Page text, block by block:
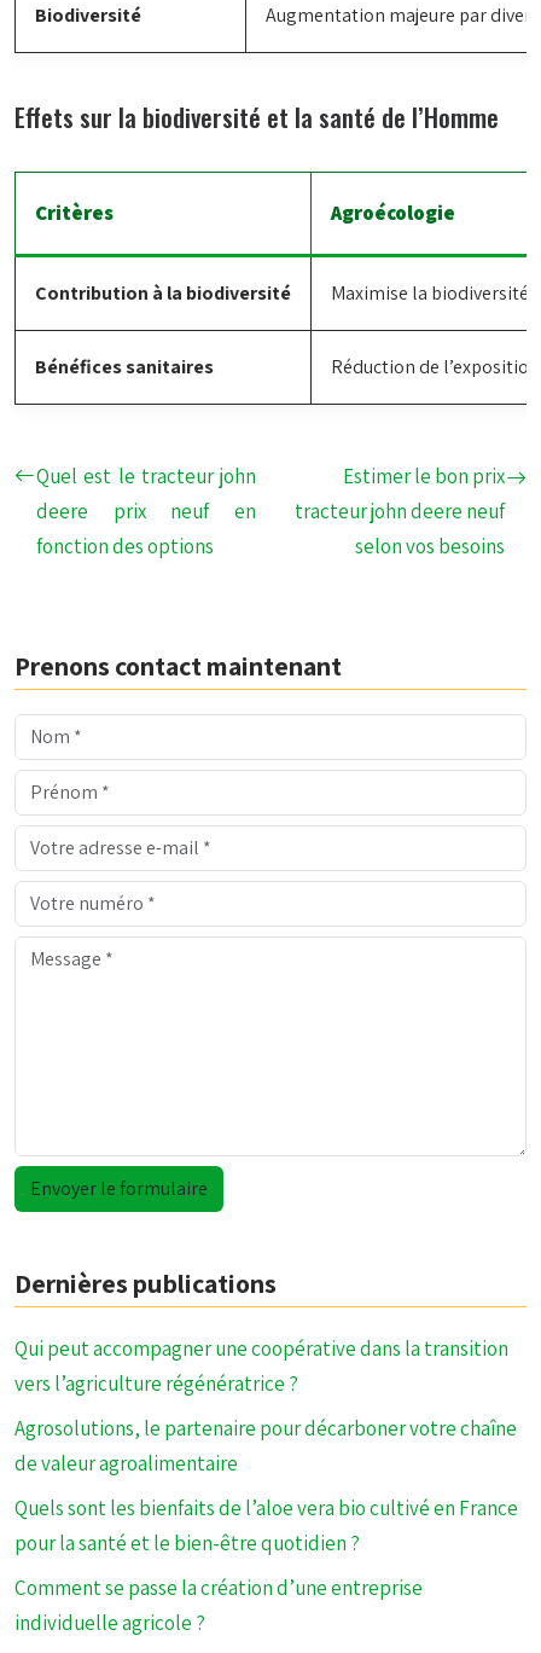
Biodiversité Augmentation majeure par
Effets sur la biodiversité et la santé de l’Homme
Critères Agroécologie
Contribution à la biodiversité Maximise la biodiversité
Bénéfices sanitaires Réduction de
Quel est le tracteur john
deere prix neuf en
fonction des options
Estimer le bon prix
tracteur john deere neuf
selon vos besoins
Prenons contact maintenant
Dernières publications
Qui peut accompagner une coopérative dans la transition
vers l’agriculture régénératrice ?
Agrosolutions, le partenaire pour décarboner votre chaîne
de valeur agroalimentaire
Quels sont les bienfaits de l’aloe vera bio cultivé en France
pour la santé et le bien-être quotidien ?
Comment se passe la création d’une entreprise
individuelle agricole ?